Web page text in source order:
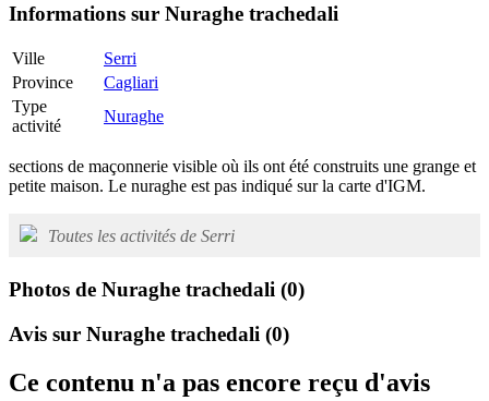
Informations sur Nuraghe trachedali
Ville
Serri
Province
Cagliari
Type
activité
Nuraghe
sections de maçonnerie visible où ils ont été construits une grange et
petite maison. Le nuraghe est pas indiqué sur la carte d'IGM.
Toutes les activités de Serri
Photos de Nuraghe trachedali (0)
Avis sur Nuraghe trachedali (0)
Ce contenu n'a pas encore reçu d'avis